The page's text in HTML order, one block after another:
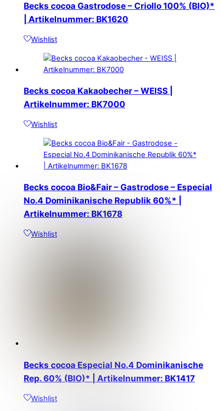
Becks cocoa Gastrodose – Criollo 100% (BIO)*
| Artikelnummer: BK1620
Wishlist
Becks cocoa Kakaobecher – WEISS |
Artikelnummer: BK7000
Wishlist
Becks cocoa Bio&Fair – Gastrodose – Especial
No.4 Dominikanische Republik 60%* |
Artikelnummer: BK1678
Wishlist
Becks cocoa Especial No.4 Dominikanische
Rep. 60% (BIO)* | Artikelnummer: BK1417
Wishlist